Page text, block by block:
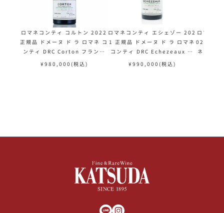
ロマネコンティ コルトン 2022
正規品 ドメーヌ ド ラ ロマネ コ
ンティ DRC Corton フランス
ブルゴーニュ 赤ワイン
¥ 980,000 (税込)
ロマネコンティ エシェゾー 202
1 正規品 ドメーヌ ド ラ ロマネ
コンティ DRC Echezeaux フ
ランス ブルゴーニュ 赤ワイン
¥ 990,000 (税込)
ロマネコ
021 正規
ネ コン